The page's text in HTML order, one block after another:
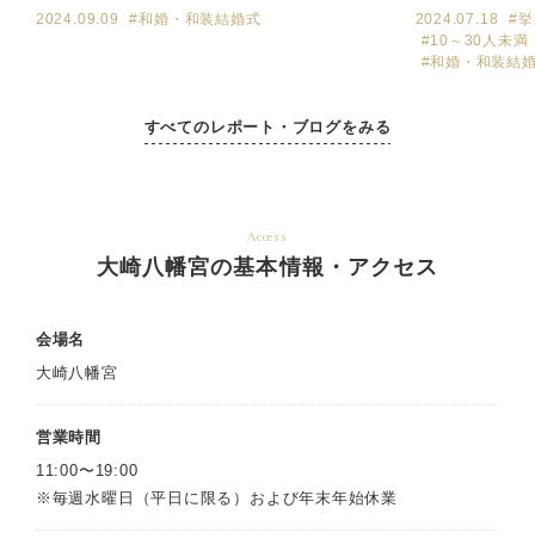
すべてのレポート・ブログをみる
2024.09.09 #和婚・和装結婚式 2024.07.18
#
#10～30人未満
#和婚・和装結
Access
大崎八幡宮の基本情報・アクセス
会場名
大崎八幡宮
営業時間
11:00〜19:00
※毎週水曜日（平日に限る）および年末年始休業